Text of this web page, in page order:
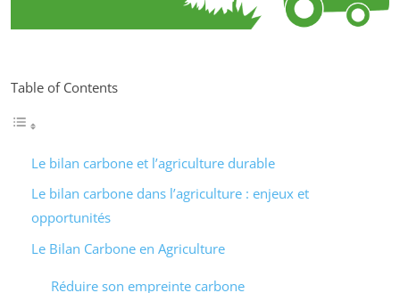
Table of Contents
Le bilan carbone et l’agriculture durable
Le bilan carbone dans l’agriculture : enjeux et
opportunités
Le Bilan Carbone en Agriculture
Réduire son empreinte carbone